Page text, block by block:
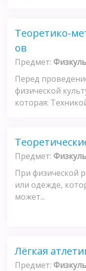
Теоретико-
ов
Предмет:
Перед
физической
которая:
Предмет:
При физической
или одежде,
может...
Лёгкая
Предмет: